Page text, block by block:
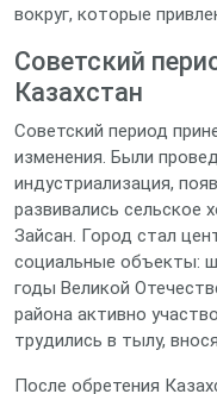
вокруг, которые
Советский
Казахстан
Советский период
изменения. Были
индустриализация,
развивались сельское
Зайсан. Город стал
социальные объекты:
годы Великой
района активно
трудились в тылу,
После обретения